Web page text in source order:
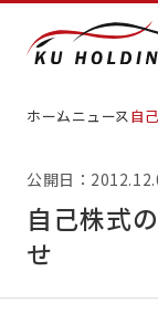
ホームニュース自
公開日：
自己株式
せ